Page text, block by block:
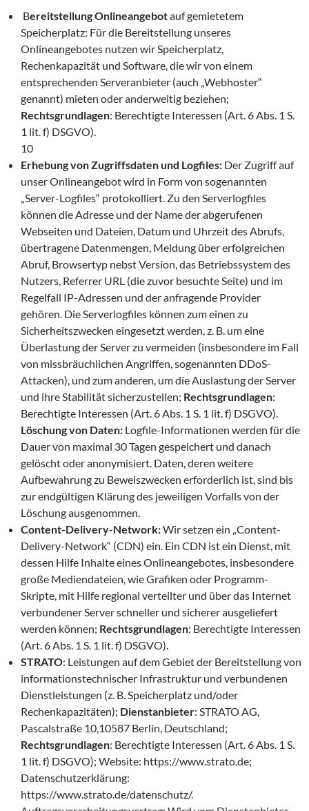
Bereitstellung Onlineangebotauf gemietetem
Speicherplatz: Für die Bereitstellung unseres
Onlineangebotes nutzen wir Speicherplatz,
Rechenkapazität und Software, die wir von einem
entsprechenden Serveranbieter (auch „Webhoster“
genannt) mieten oder anderweitig beziehen;
Rechtsgrundlagen: Berechtigte Interessen (Art. 6 Abs. 1 S.
1 lit. f) DSGVO).
10
Erhebung von Zugriffsdaten und Logfiles: Der Zugriff auf
unser Onlineangebot wird in Form von sogenannten
„Server-Logfiles“ protokolliert. Zu den Serverlogfiles
können die Adresse und der Name der abgerufenen
Webseiten und Dateien, Datum und Uhrzeit des Abrufs,
übertragene Datenmengen, Meldung über erfolgreichen
Abruf, Browsertyp nebst Version, das Betriebssystem des
Nutzers, Referrer URL (die zuvor besuchte Seite) und im
Regelfall IP-Adressen und der anfragende Provider
gehören. Die Serverlogfiles können zum einen zu
Sicherheitszwecken eingesetzt werden, z. B. um eine
Überlastung der Server zu vermeiden (insbesondere im Fall
von missbräuchlichen Angriffen, sogenannten DDoS-
Attacken), und zum anderen, um die Auslastung der Server
und ihre Stabilität sicherzustellen; Rechtsgrundlagen:
Berechtigte Interessen (Art. 6 Abs. 1 S. 1 lit. f) DSGVO).
Löschung von Daten: Logfile-Informationen werden für die
Dauer von maximal 30 Tagen gespeichert und danach
gelöscht oder anonymisiert. Daten, deren weitere
Aufbewahrung zu Beweiszwecken erforderlich ist, sind bis
zur endgültigen Klärung des jeweiligen Vorfalls von der
Löschung ausgenommen.
Content-Delivery-Network:Wir setzen ein „Content-
Delivery-Network“ (CDN) ein. Ein CDN ist ein Dienst, mit
dessen Hilfe Inhalte eines Onlineangebotes, insbesondere
große Mediendateien, wie Grafiken oder Programm-
Skripte, mit Hilfe regional verteilter und über das Internet
verbundener Server schneller und sicherer ausgeliefert
werden können; Rechtsgrundlagen: Berechtigte Interessen
(Art. 6 Abs. 1 S. 1 lit. f) DSGVO).
STRATO: Leistungen auf dem Gebiet der Bereitstellung von
informationstechnischer Infrastruktur und verbundenen
Dienstleistungen (z. B. Speicherplatz und/oder
Rechenkapazitäten); Dienstanbieter: STRATO AG,
Pascalstraße 10,10587 Berlin, Deutschland;
Rechtsgrundlagen: Berechtigte Interessen (Art. 6 Abs. 1 S.
1 lit. f) DSGVO); Website: https://www.strato.de;
Datenschutzerklärung:
https://www.strato.de/datenschutz/.